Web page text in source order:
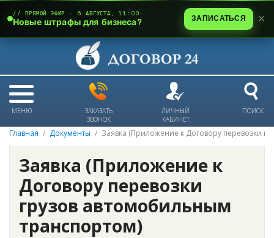
МЕНЮ
ЗАКАЗАТЬ
ЗВОНОК
ЛИЧНЫЙ
КАБИНЕТ
ПОИСК
Главная Документы Заявка (Приложение к Договору перевозки
Заявка (Приложение к
Договору перевозки
грузов автомобильным
транспортом)
// ПРЯМОЙ ЭФИР · 6 АВГУСТА, 11:00
Новые штрафы для бизнеса? ЗАПИСАТЬСЯ